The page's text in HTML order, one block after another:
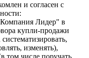
и согласен с
Лидер" в
купли-продажи
изменять),
том числе поручать